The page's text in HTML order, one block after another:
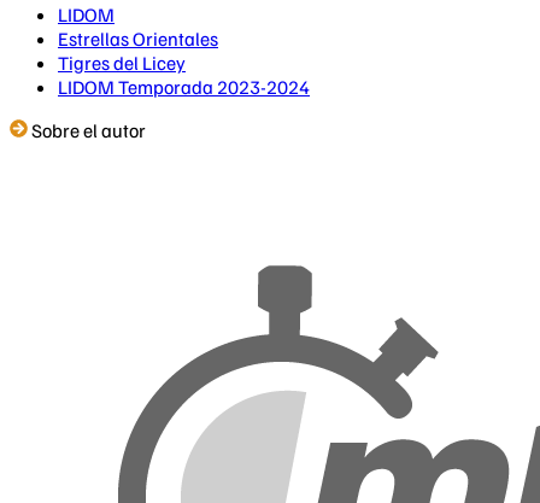
LIDOM
Estrellas Orientales
Tigres del Licey
LIDOM Temporada 2023-2024
Sobre el autor